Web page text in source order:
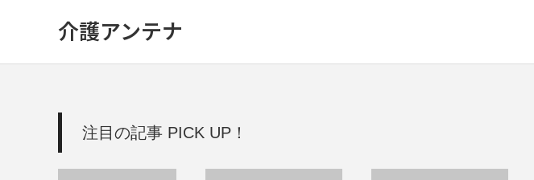
介護アンテナ
注目の記事 PICK UP！